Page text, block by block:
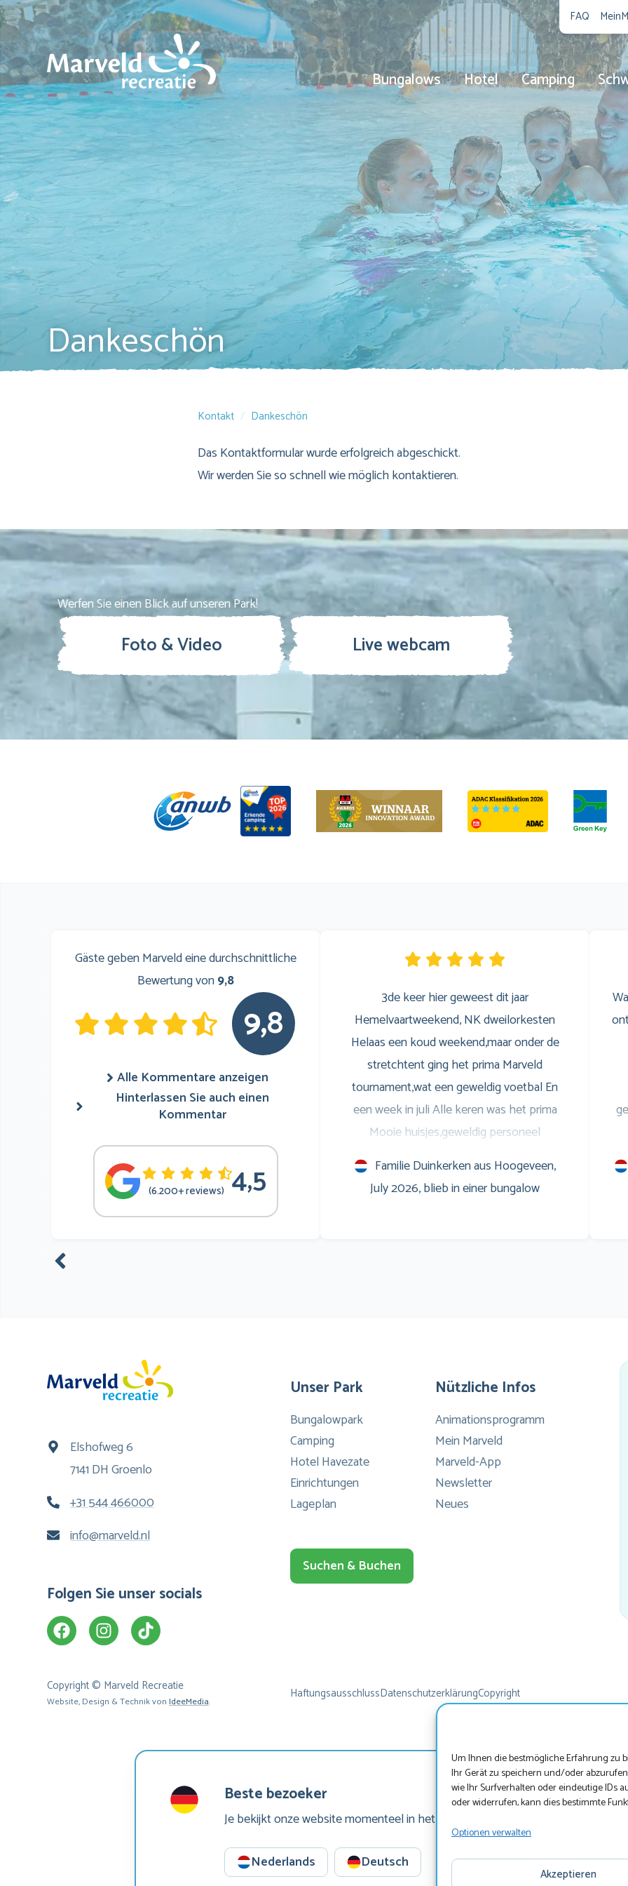
Um Ihnen die bestmögliche Erfahrung zu
Ihr Gerät zu speichern und/oder
wie Ihr Surfverhalten oder eindeutige IDs
oder widerrufen, kann dies bestimmte
Optionen verwalten
Akzeptieren
FAQ
Bungalows Hotel Camping
Dankeschön
Kontakt Dankeschön
Das Kontaktformular wurde erfolgreich abgeschickt.
Wir werden Sie so schnell wie möglich kontaktieren.
Werfen Sie einen Blick auf unseren Park!
Foto & Video Live webcam
Gäste geben Marveld eine durchschnittliche
Bewertung von9,8
9,8
Alle Kommentare anzeigen
Hinterlassen Sie auch einen
Kommentar
(6.200+ reviews) 4,5
3de keer hier geweest dit jaar
Hemelvaartweekend, NK dweilorkesten
Helaas een koud weekend,maar onder de
stretchtent ging het prima Marveld
tournament,wat een geweldig voetbal En
een week in juli Alle keren was het prima
Mooie huisjes,geweldig personeel
Entertainment voor de jongeren,is ook prima
Savonds op het terras leuke muziek,en
natuurlijk het WK voetbal op het scherm
Familie Duinkerken aus Hoogeveen,
July 2026, blieb in einer bungalow
Elshofweg 6
7141 DH Groenlo
+31 544 466000
info@marveld.nl
Folgen Sie unser socials
Unser Park
Bungalowpark
Camping
Hotel Havezate
Einrichtungen
Lageplan
Nützliche Infos
Animationsprogramm
Mein Marveld
Marveld-App
Newsletter
Neues
Suchen & Buchen
Copyright © Marveld Recreatie
Website, Design & Technik vonIdeeMedia. HaftungsausschlussDatenschutzerklärungCopyright
Beste bezoeker
Je bekijkt onze website momenteel in het Duits, wil je onze website bezoeken in
Nederlands Deutsch